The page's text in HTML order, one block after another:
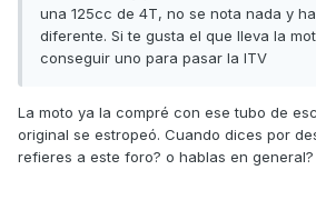
una 125cc de 4T, no se nota nada y
diferente. Si te gusta el que lleva la
conseguir uno para pasar la ITV
La moto ya la compré con ese tubo de
original se estropeó. Cuando dices por
refieres a este foro? o hablas en general?